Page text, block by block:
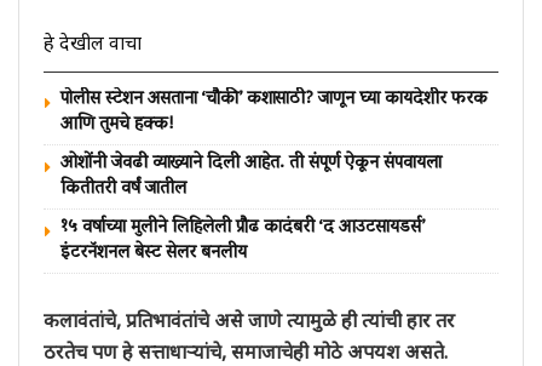
हे देखील वाचा
पोलीस स्टेशन असताना ‘चौकी’ कशासाठी? जाणून घ्या कायदेशीर फरक
आणि तुमचे हक्क!
ओशोंनी जेवढी व्याख्याने दिली आहेत. ती संपूर्ण ऐकून संपवायला
कितीतरी वर्षं जातील
१५ वर्षाच्या मुलीने लिहिलेली प्रौढ कादंबरी ‘द आउटसायडर्स’
इंटरनॅशनल बेस्ट सेलर बनलीय
कलावंतांचे, प्रतिभावंतांचे असे जाणे त्यामुळे ही त्यांची हार तर
ठरतेच पण हे सत्ताधार्‍यांचे, समाजाचेही मोठे अपयश असते.